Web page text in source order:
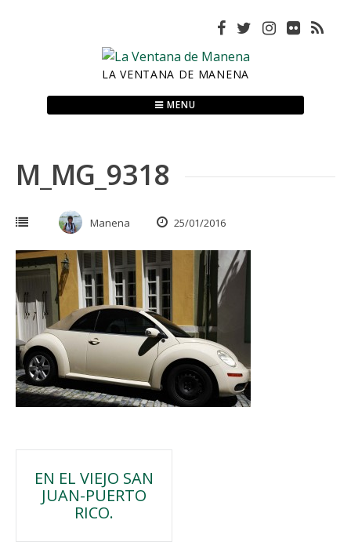
LA VENTANA DE MANENA
MENU
M_MG_9318
Manena 25/01/2016
Navegación
de
entradas
EN EL VIEJO SAN
JUAN-PUERTO
RICO.